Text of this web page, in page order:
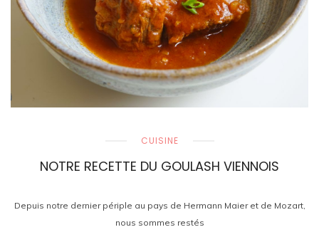
CUISINE
NOTRE RECETTE DU GOULASH VIENNOIS
Depuis notre dernier périple au pays de Hermann Maier et de Mozart,
nous sommes restés